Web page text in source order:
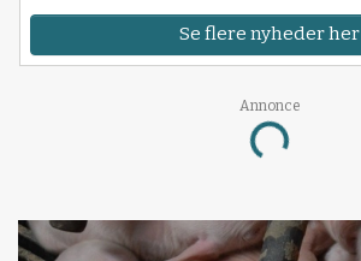
Se flere nyheder her
Annonce
Loading...